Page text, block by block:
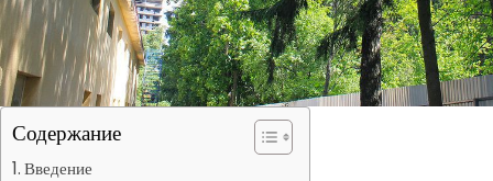
Содержание
Введение